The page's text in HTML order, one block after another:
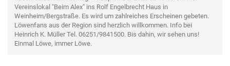
Vereinslokal "Beim Alex" ins Rolf Engelbrecht Haus in
Weinheim/Bergstraße. Es wird um zahlreiches Erscheinen gebeten.
Löwenfans aus der Region sind herzlich willkommen. Info bei
Heinrich K. Müller Tel. 06251/9841500. Bis dahin, wir sehen uns!
Einmal Löwe, immer Löwe.